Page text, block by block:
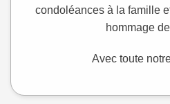
condoléances à la famille
hommage
Avec toute